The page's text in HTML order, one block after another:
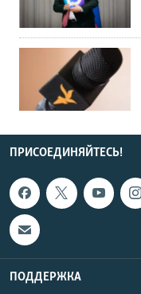
ПРИСОЕДИНЯЙТЕСЬ!
ПОДДЕРЖКА